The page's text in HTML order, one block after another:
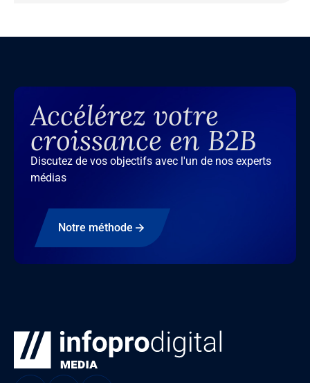
Accélérez votre
croissance en B2B
Discutez de vos objectifs avec l'un de nos experts
médias
Notre méthode